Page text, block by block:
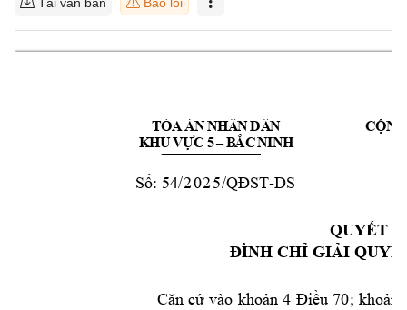
TÒAÁNNHÂNDÂN
KHUVỰC 5– BẮCNINH
Số: 54/2025/QĐST-DS
QUYẾT
ĐÌNH CHỈ GIẢI
Căn cứ vào khoản 4 Điều 70; khoản